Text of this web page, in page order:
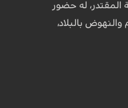
المقتدر، له حضور
بالبلاد،